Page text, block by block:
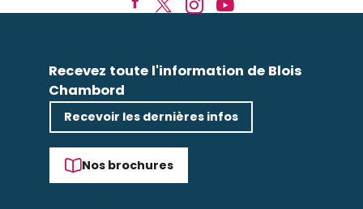
Recevez toute l'information de Blois
Chambord
Recevoir les dernières infos
Nos brochures